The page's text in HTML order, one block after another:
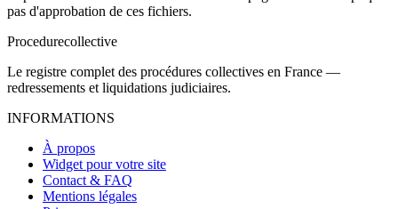
pas d'approbation de ces fichiers.
Procedurecollective
Le registre complet des procédures collectives en France —
redressements et liquidations judiciaires.
INFORMATIONS
À propos
Widget pour votre site
Contact & FAQ
Mentions légales